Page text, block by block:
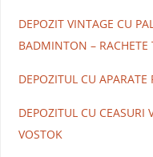
DEPOZIT VINTAGE CU
BADMINTON – RACHETE
DEPOZITUL CU APARATE
DEPOZITUL CU CEASURI
VOSTOK